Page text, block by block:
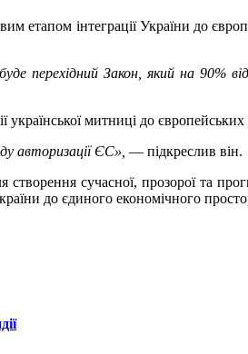
етапом інтеграції України до
перехідний Закон, який на 90%
української митниці до
авторизації ЄС», — підкреслив він.
сучасної, прозорої та
до єдиного економічного